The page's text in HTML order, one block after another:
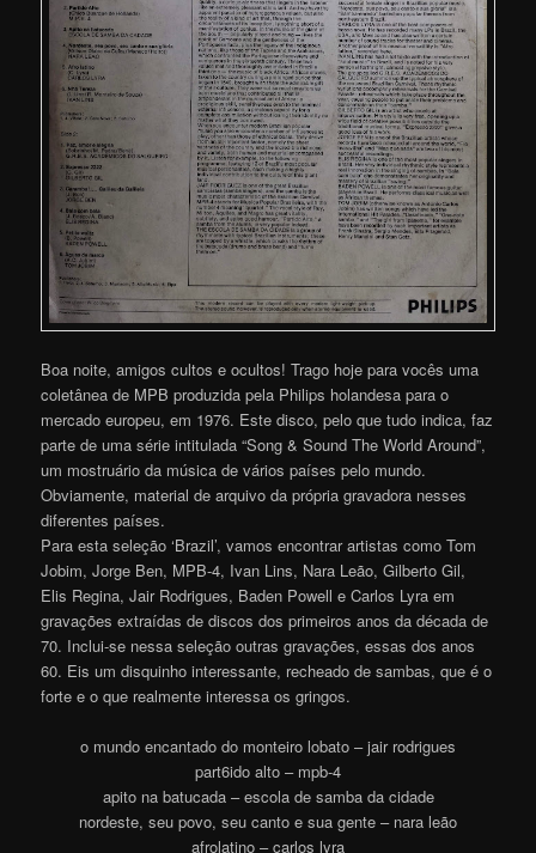
Boa noite, amigos cultos e ocultos! Trago hoje para vocês uma
coletânea de MPB produzida pela Philips holandesa para o
mercado europeu, em 1976. Este disco, pelo que tudo indica, faz
parte de uma série intitulada “Song & Sound The World Around”,
um mostruário da música de vários países pelo mundo.
Obviamente, material de arquivo da própria gravadora nesses
diferentes países.
Para esta seleção ‘Brazil’, vamos encontrar artistas como Tom
Jobim, Jorge Ben, MPB-4, Ivan Lins, Nara Leão, Gilberto Gil,
Elis Regina, Jair Rodrigues, Baden Powell e Carlos Lyra em
gravações extraídas de discos dos primeiros anos da década de
70. Inclui-se nessa seleção outras gravações, essas dos anos
60. Eis um disquinho interessante, recheado de sambas, que é o
forte e o que realmente interessa os gringos.
o mundo encantado do monteiro lobato – jair rodrigues
part6ido alto – mpb-4
apito na batucada – escola de samba da cidade
nordeste, seu povo, seu canto e sua gente – nara leão
afrolatino – carlos lyra